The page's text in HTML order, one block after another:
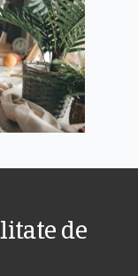
de